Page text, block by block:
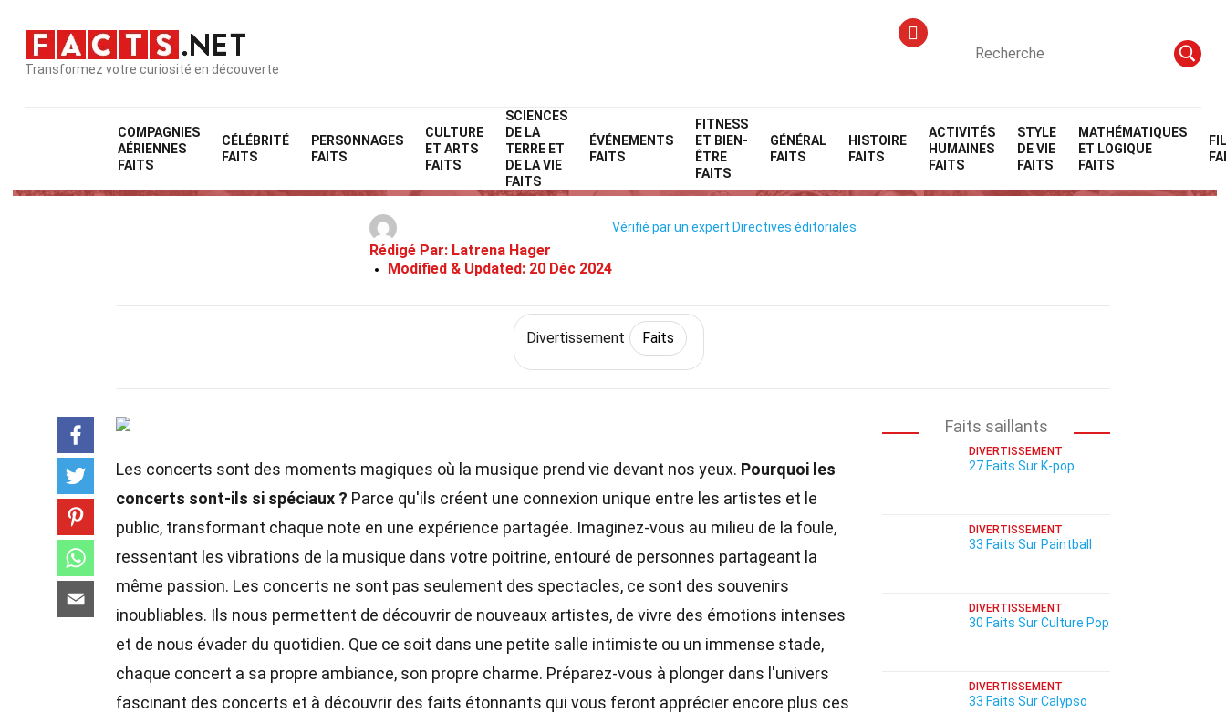
Transformez votre curiosité en découverte
COMPAGNIES
AÉRIENNES
FAITS
CÉLÉBRITÉ
FAITS
PERSONNAGES
FAITS
CULTURE
ET ARTS
FAITS
SCIENCES
DE LA
TERRE ET
DE LA VIE
FAITS
ÉVÉNEMENTS
FAITS
FITNESS
ET BIEN-
ÊTRE
FAITS
GÉNÉRAL
FAITS
HISTOIRE
FAITS
ACTIVITÉS
HUMAINES
FAITS
STYLE
DE VIE
FAITS
MATHÉMATIQUES
ET LOGIQUE
FAITS
Home Style de vie DivertissementFaits
32 Faits Sur Concerts
Rédigé Par: Latrena Hager
Modified & Updated: 20 Déc 2024
Vérifié par un expert Directives éditoriales
Divertissement Faits
Les concerts sont des moments magiques où la musique prend vie devant nos yeux. Pourquoi les
concerts sont-ils si spéciaux ? Parce qu'ils créent une connexion unique entre les artistes et le
public, transformant chaque note en une expérience partagée. Imaginez-vous au milieu de la foule,
ressentant les vibrations de la musique dans votre poitrine, entouré de personnes partageant la
même passion. Les concerts ne sont pas seulement des spectacles, ce sont des souvenirs
inoubliables. Ils nous permettent de découvrir de nouveaux artistes, de vivre des émotions intenses
et de nous évader du quotidien. Que ce soit dans une petite salle intimiste ou un immense stade,
chaque concert a sa propre ambiance, son propre charme. Préparez-vous à plonger dans l'univers
fascinant des concerts et à découvrir des faits étonnants qui vous feront apprécier encore plus ces
Faits saillants
DIVERTISSEMENT
27 Faits Sur K-pop
DIVERTISSEMENT
33 Faits Sur Paintball
DIVERTISSEMENT
30 Faits Sur Culture Pop
DIVERTISSEMENT
33 Faits Sur Calypso